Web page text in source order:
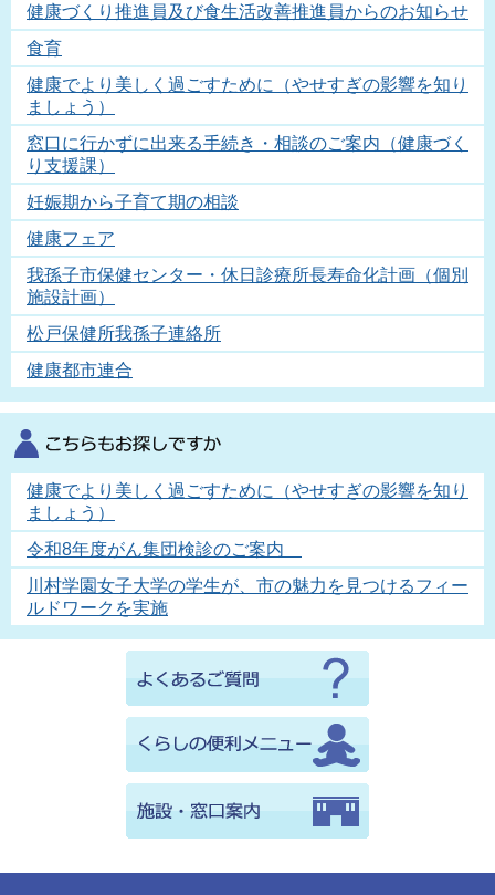
健康づくり推進員及び食生活改善推進員からのお知らせ
食育
健康でより美しく過ごすために（やせすぎの影響を知り
ましょう）
窓口に行かずに出来る手続き・相談のご案内（健康づく
り支援課）
妊娠期から子育て期の相談
健康フェア
我孫子市保健センター・休日診療所長寿命化計画（個別
施設計画）
松戸保健所我孫子連絡所
健康都市連合
健康でより美しく過ごすために（やせすぎの影響を知り
ましょう）
令和8年度がん集団検診のご案内
川村学園女子大学の学生が、市の魅力を見つけるフィー
ルドワークを実施